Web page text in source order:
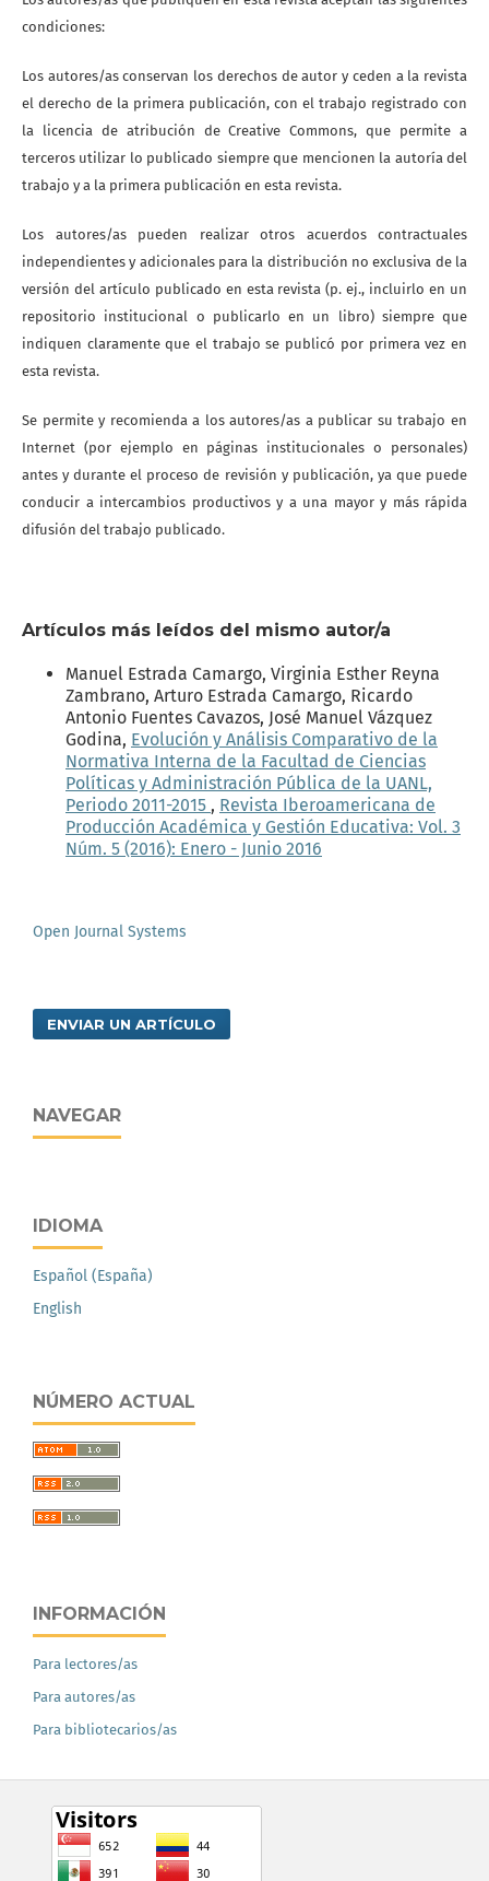
condiciones:
Los autores/as conservan los derechos de autor y ceden a la revista
el derecho de la primera publicación, con el trabajo registrado con
la licencia de atribución de Creative Commons, que permite a
terceros utilizar lo publicado siempre que mencionen la autoría del
trabajo y a la primera publicación en esta revista.
Los autores/as pueden realizar otros acuerdos contractuales
independientes y adicionales para la distribución no exclusiva de la
versión del artículo publicado en esta revista (p. ej., incluirlo en un
repositorio institucional o publicarlo en un libro) siempre que
indiquen claramente que el trabajo se publicó por primera vez en
esta revista.
Se permite y recomienda a los autores/as a publicar su trabajo en
Internet (por ejemplo en páginas institucionales o personales)
antes y durante el proceso de revisión y publicación, ya que puede
conducir a intercambios productivos y a una mayor y más rápida
difusión del trabajo publicado.
Artículos más leídos del mismo autor/a
Manuel Estrada Camargo, Virginia Esther Reyna
Zambrano, Arturo Estrada Camargo, Ricardo
Antonio Fuentes Cavazos, José Manuel Vázquez
Godina, Evolución y Análisis Comparativo de la
Normativa Interna de la Facultad de Ciencias
Políticas y Administración Pública de la UANL,
Periodo 2011-2015 , Revista Iberoamericana de
Producción Académica y Gestión Educativa: Vol. 3
Núm. 5 (2016): Enero - Junio 2016
Open Journal Systems
ENVIAR UN ARTÍCULO
NAVEGAR
IDIOMA
Español (España)
English
NÚMERO ACTUAL
INFORMACIÓN
Para lectores/as
Para autores/as
Para bibliotecarios/as